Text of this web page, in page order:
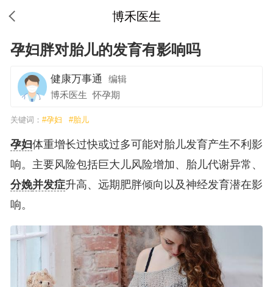
博禾医生
孕妇胖对胎儿的发育有影响吗
健康万事通
编辑
博禾医生 怀孕期
关键词： #孕妇 #胎儿
孕妇体重增长过快或过多可能对胎儿发育产生不利影
响。主要风险包括巨大儿风险增加、胎儿代谢异常、
分娩并发症升高、远期肥胖倾向以及神经发育潜在影
响。